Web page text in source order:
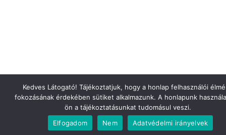
Kedves Látogató! Tájékoztatjuk, hogy a honlap felhasználói
fokozásának érdekében sütiket alkalmazunk. A honlapunk
ön a tájékoztatásunkat tudomásul veszi.
Elfogadom
Nem Adatvédelmi irányelvek